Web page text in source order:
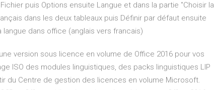
puis Options ensuite Langue et dans la partie ''Choisir la
dans les deux tableaux puis Définir par défaut ensuite
dans office (anglais vers francais)
version sous licence en volume de Office 2016 pour vos
ISO des modules linguistiques, des packs linguistiques LIP
du Centre de gestion des licences en volume Microsoft.